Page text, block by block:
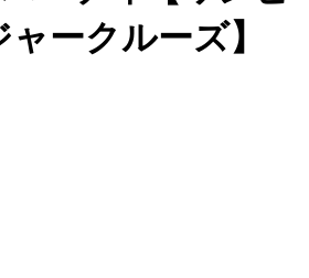
ークルーズ】